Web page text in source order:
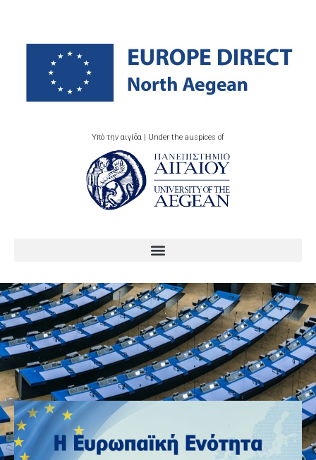
Υπό την αιγίδα | Under the auspices of